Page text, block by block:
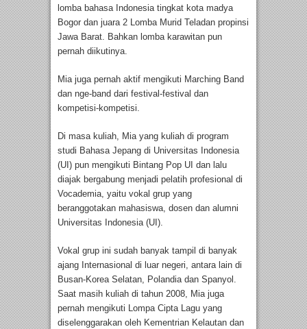
lomba bahasa Indonesia tingkat kota madya
Bogor dan juara 2 Lomba Murid Teladan propinsi
Jawa Barat. Bahkan lomba karawitan pun
pernah diikutinya.
Mia juga pernah aktif mengikuti Marching Band
dan nge-band dari festival-festival dan
kompetisi-kompetisi.
Di masa kuliah, Mia yang kuliah di program
studi Bahasa Jepang di Universitas Indonesia
(UI) pun mengikuti Bintang Pop UI dan lalu
diajak bergabung menjadi pelatih profesional di
Vocademia, yaitu vokal grup yang
beranggotakan mahasiswa, dosen dan alumni
Universitas Indonesia (UI).
Vokal grup ini sudah banyak tampil di banyak
ajang Internasional di luar negeri, antara lain di
Busan-Korea Selatan, Polandia dan Spanyol.
Saat masih kuliah di tahun 2008, Mia juga
pernah mengikuti Lompa Cipta Lagu yang
diselenggarakan oleh Kementrian Kelautan dan